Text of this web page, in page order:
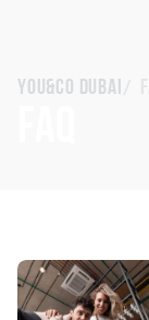
You&Co Dubai